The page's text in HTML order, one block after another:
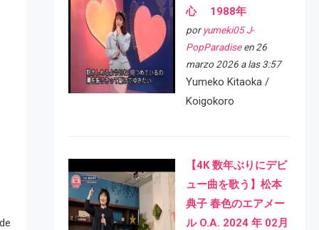
心 1988年
por yumeki05 J-
PopParadiseen 26
marzo 2026 a las 3:57
Yumeko Kitaoka /
Koigokoro
【4K 数年ぶりにデビ
ュー曲を歌う】松本
典子 春色のエアメー
ル O.A. 2024 年 02月